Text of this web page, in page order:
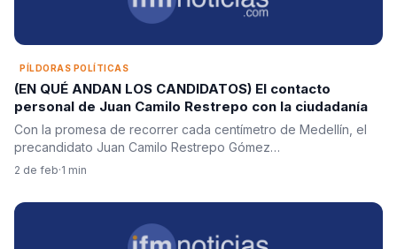
PÍLDORAS POLÍTICAS
(EN QUÉ ANDAN LOS CANDIDATOS) El contacto
personal de Juan Camilo Restrepo con la ciudadanía
Con la promesa de recorrer cada centímetro de Medellín, el
precandidato Juan Camilo Restrepo Gómez…
2 de feb·1 min